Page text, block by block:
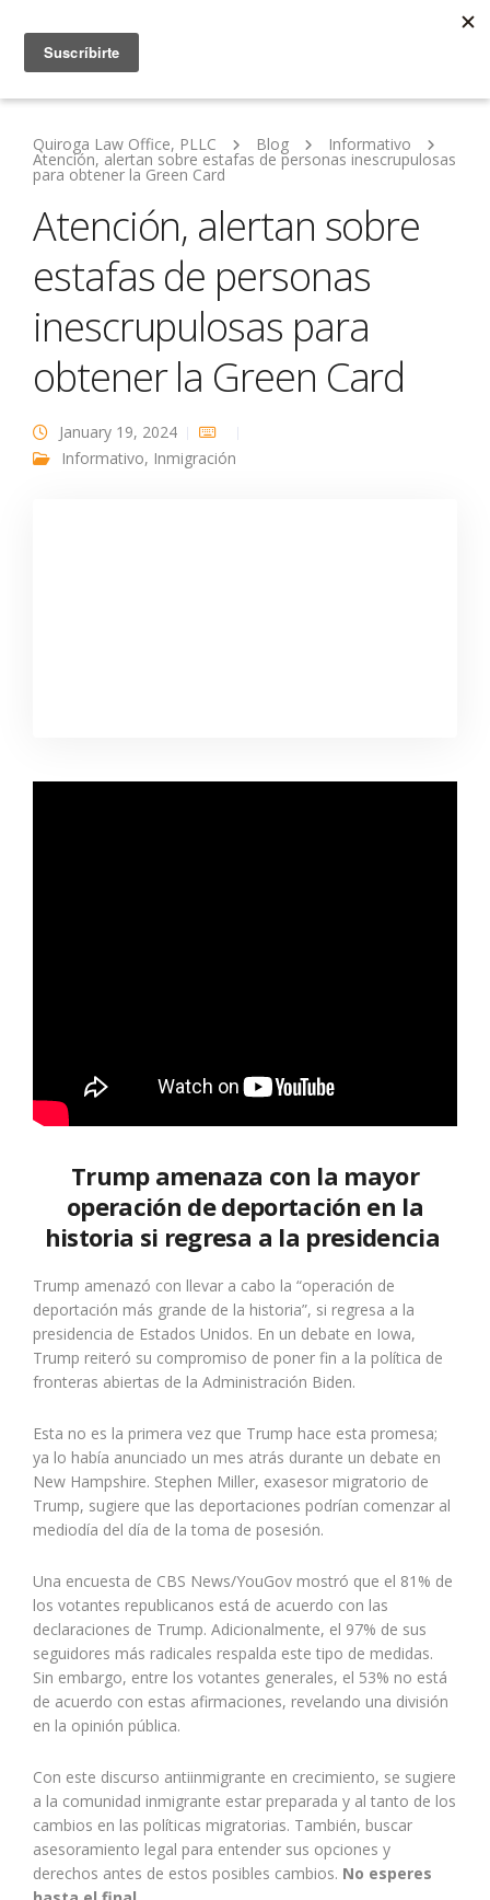
Quiroga Law Office, PLLC Blog Informativo
Atención, alertan sobre estafas de personas inescrupulosas
para obtener la Green Card
Atención, alertan sobre
estafas de personas
inescrupulosas para
obtener la Green Card
January 19, 2024
Informativo, Inmigración
Trump amenaza con la mayor
operación de deportación en la
historia si regresa a la presidencia
Trump amenazó con llevar a cabo la “operación de
deportación más grande de la historia”, si regresa a la
presidencia de Estados Unidos. En un debate en Iowa,
Trump reiteró su compromiso de poner fin a la política de
fronteras abiertas de la Administración Biden.
Esta no es la primera vez que Trump hace esta promesa;
ya lo había anunciado un mes atrás durante un debate en
New Hampshire. Stephen Miller, exasesor migratorio de
Trump, sugiere que las deportaciones podrían comenzar al
mediodía del día de la toma de posesión.
Una encuesta de CBS News/YouGov mostró que el 81% de
los votantes republicanos está de acuerdo con las
declaraciones de Trump. Adicionalmente, el 97% de sus
seguidores más radicales respalda este tipo de medidas.
Sin embargo, entre los votantes generales, el 53% no está
de acuerdo con estas afirmaciones, revelando una división
en la opinión pública.
Con este discurso antiinmigrante en crecimiento, se sugiere
a la comunidad inmigrante estar preparada y al tanto de los
cambios en las políticas migratorias. También, buscar
asesoramiento legal para entender sus opciones y
derechos antes de estos posibles cambios. No esperes